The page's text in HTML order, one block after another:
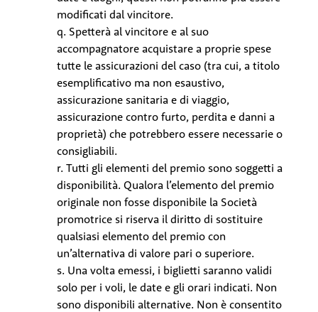
modificati dal vincitore.
q. Spetterà al vincitore e al suo
accompagnatore acquistare a proprie spese
tutte le assicurazioni del caso (tra cui, a titolo
esemplificativo ma non esaustivo,
assicurazione sanitaria e di viaggio,
assicurazione contro furto, perdita e danni a
proprietà) che potrebbero essere necessarie o
consigliabili.
r. Tutti gli elementi del premio sono soggetti a
disponibilità. Qualora l’elemento del premio
originale non fosse disponibile la Società
promotrice si riserva il diritto di sostituire
qualsiasi elemento del premio con
un’alternativa di valore pari o superiore.
s. Una volta emessi, i biglietti saranno validi
solo per i voli, le date e gli orari indicati. Non
sono disponibili alternative. Non è consentito